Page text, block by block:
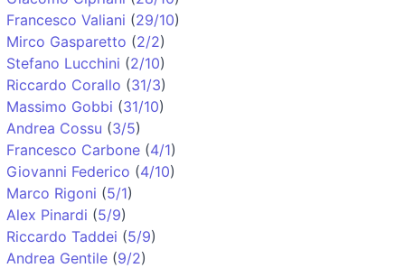
Francesco Valiani (29/10)
Mirco Gasparetto (2/2)
Stefano Lucchini (2/10)
Riccardo Corallo (31/3)
Massimo Gobbi (31/10)
Andrea Cossu (3/5)
Francesco Carbone (4/1)
Giovanni Federico (4/10)
Marco Rigoni (5/1)
Alex Pinardi (5/9)
Riccardo Taddei (5/9)
Andrea Gentile (9/2)